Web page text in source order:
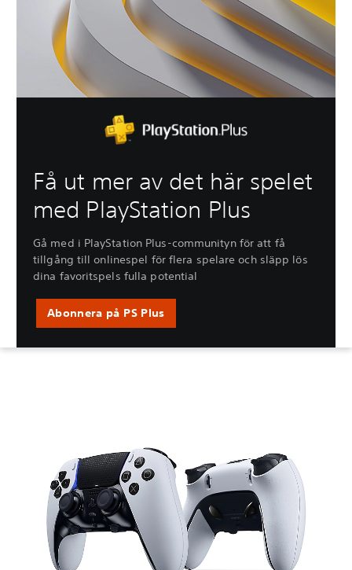
Få ut mer av det här spelet
med PlayStation Plus
Gå med i PlayStation Plus-communityn för att få
tillgång till onlinespel för flera spelare och släpp lös
dina favoritspels fulla potential
Abonnera på PS Plus